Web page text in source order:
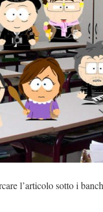
l’articolo sotto i